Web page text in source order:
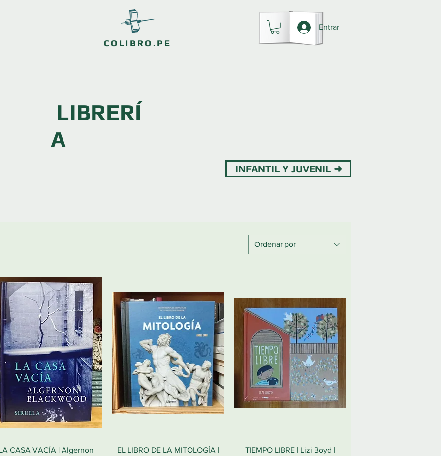
COLIBRO.PE
Entrar
LIBRERÍ
A
INFANTIL Y JUVENIL ➜
Ordenar por
CASA VACÍA | Algernon
EL LIBRO DE LA MITOLOGÍA |
TIEMPO LIBRE | Lizi Boyd |